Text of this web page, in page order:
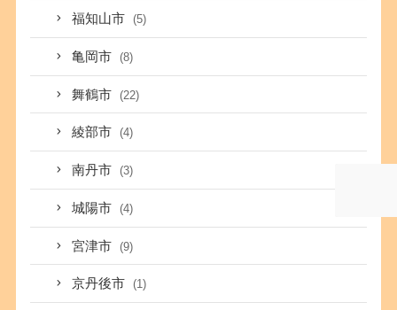
福知山市 (5)
亀岡市 (8)
舞鶴市 (22)
綾部市 (4)
南丹市 (3)
城陽市 (4)
宮津市 (9)
京丹後市 (1)